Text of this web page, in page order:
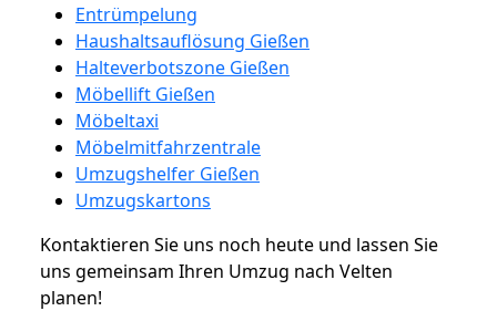
Entrümpelung
Haushaltsauflösung Gießen
Halteverbotszone Gießen
Möbellift Gießen
Möbeltaxi
Möbelmitfahrzentrale
Umzugshelfer Gießen
Umzugskartons
Kontaktieren Sie uns noch heute und lassen Sie
uns gemeinsam Ihren Umzug nach Velten
planen!